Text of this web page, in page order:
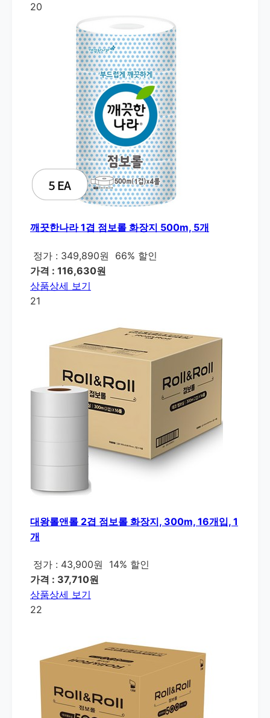
20
깨끗한나라 1겹 점보롤 화장지 500m, 5개
정가 : 349,890원
66% 할인
가격 : 116,630원
상품상세 보기
21
대왕롤앤롤 2겹 점보롤 화장지, 300m, 16개입, 1
개
정가 : 43,900원
14% 할인
가격 : 37,710원
상품상세 보기
22